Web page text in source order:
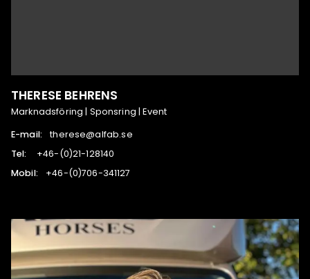
THERESE BEHRENS
Marknadsföring | Sponsring | Event
E-mail:
es.bafla@esereht
Tel:
041821-12(0)-64+
Mobil:
721143-607(0)-64+